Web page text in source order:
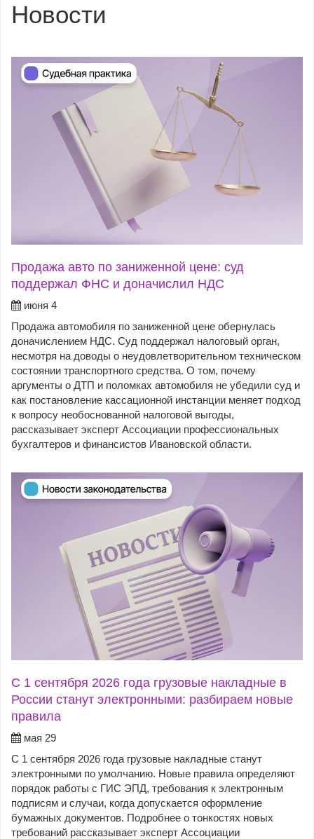
Новости
Продажа авто по заниженной цене: суд
поддержал ФНС и доначислил НДС
июня 4
Продажа автомобиля по заниженной цене обернулась
доначислением НДС. Суд поддержал налоговый орган,
несмотря на доводы о неудовлетворительном техническом
состоянии транспортного средства. О том, почему
аргументы о ДТП и поломках автомобиля не убедили суд и
как постановление кассационной инстанции меняет подход
к вопросу необоснованной налоговой выгоды,
рассказывает эксперт Ассоциации профессиональных
бухгалтеров и финансистов Ивановской области.
С 1 сентября 2026 года грузовые накладные в
России станут электронными: разбираем новые
правила
мая 29
С 1 сентября 2026 года грузовые накладные станут
электронными по умолчанию. Новые правила определяют
порядок работы с ГИС ЭПД, требования к электронным
подписям и случаи, когда допускается оформление
бумажных документов. Подробнее о тонкостях новых
требований рассказывает эксперт Ассоциации